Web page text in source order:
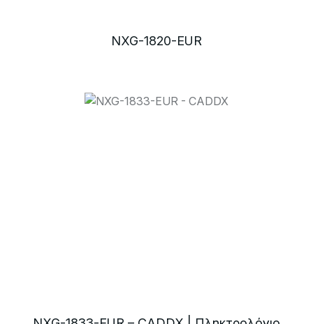
NXG-1820-EUR